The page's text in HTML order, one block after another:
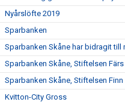
Nyårslöfte 2019
Sparbanken
Sparbanken Skåne har bidragit till
Sparbanken Skåne, Stiftelsen
Sparbanken Skåne, Stiftelsen Finn
Kvitton-City Gross